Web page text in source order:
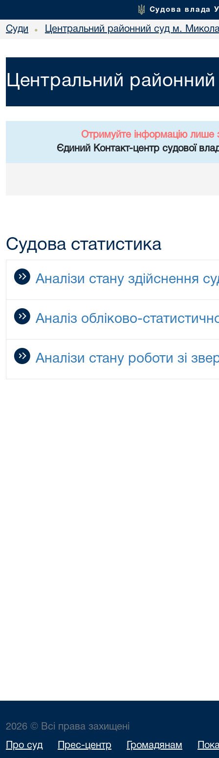
Судова влада
Суди • Центральний районний суд м.
Центральний
Отримуйте інформацію лише
Єдиний Контакт-центр судової
Судова статистика
Аналізи стану здійснення
Аналіз обліково-
Аналізи стану роботи зі
2026 © Всі права захищені
Про суд Прес-центр Громадянам